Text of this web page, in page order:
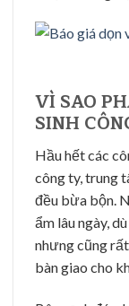
VÌ SAO
SINH
Hầu hết các
công ty, trung
đều bừa bộn.
ẩm lâu ngày,
nhưng cũng
bàn giao cho